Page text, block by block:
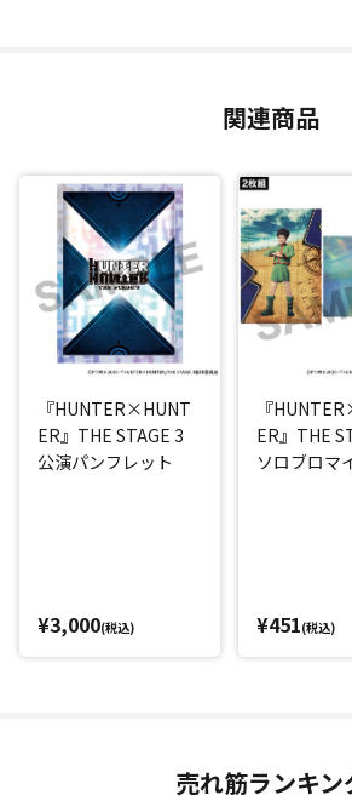
関連商品
『HUNTER×HUNT
ER』THE STAGE 3
公演パンフレット
¥3,000(税込)
『
ER』THE
ソロブロマ
¥451(税込)
売れ筋ランキン